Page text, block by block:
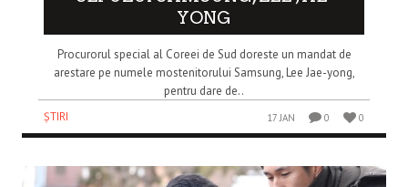
YONG
Procurorul special al Coreei de Sud doreste un mandat de
arestare pe numele mostenitorului Samsung, Lee Jae-yong,
pentru dare de..
ȘTIRI
17 JAN 0 0